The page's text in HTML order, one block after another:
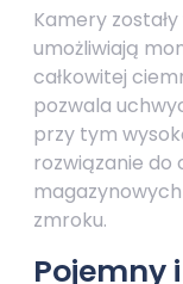
Kamery
umożliwiają
całkowitej
pozwala
przy tym
rozwiązanie do
zmroku.
Pojemny